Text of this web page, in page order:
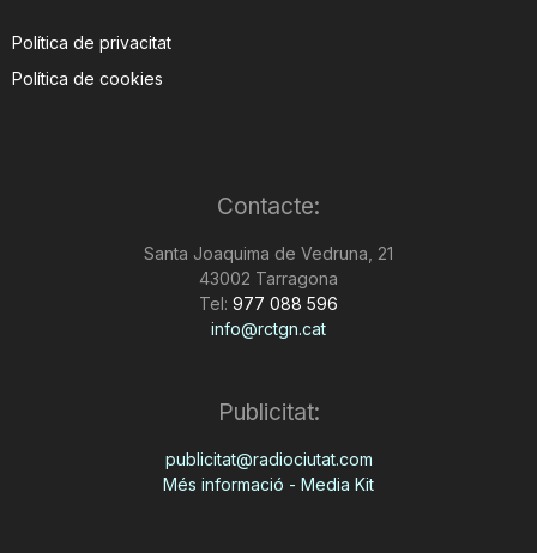
Política de privacitat
Política de cookies
Contacte:
Santa Joaquima de Vedruna, 21
43002 Tarragona
Tel: 977 088 596
info@rctgn.cat
Publicitat:
publicitat@radiociutat.com
Més informació - Media Kit